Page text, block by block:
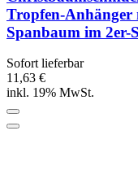
Tropfen-Anhänger
Spanbaum im 2er-
Sofort lieferbar
11,63 €
inkl. 19% MwSt.